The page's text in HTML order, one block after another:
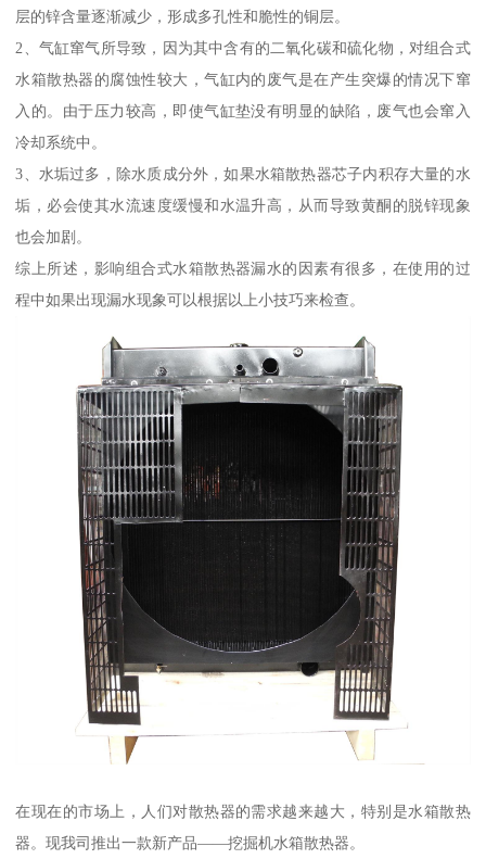
层的锌含量逐渐减少，形成多孔性和脆性的铜层。
2、气缸窜气所导致，因为其中含有的二氧化碳和硫化物，对组合式
水箱散热器的腐蚀性较大，气缸内的废气是在产生突爆的情况下窜
入的。由于压力较高，即使气缸垫没有明显的缺陷，废气也会窜入
冷却系统中。
3、水垢过多，除水质成分外，如果水箱散热器芯子内积存大量的水
垢，必会使其水流速度缓慢和水温升高，从而导致黄酮的脱锌现象
也会加剧。
综上所述，影响组合式水箱散热器漏水的因素有很多，在使用的过
程中如果出现漏水现象可以根据以上小技巧来检查。
在现在的市场上，人们对散热器的需求越来越大，特别是水箱散热
器。现我司推出一款新产品——挖掘机水箱散热器。